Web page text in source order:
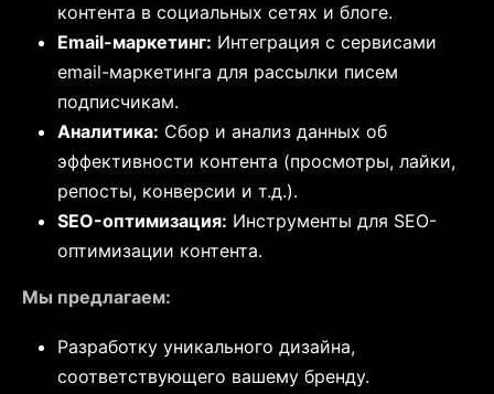
контента в социальных сетях и блоге.
Email-маркетинг: Интеграция с сервисами
email-маркетинга для рассылки писем
подписчикам.
Аналитика: Сбор и анализ данных об
эффективности контента (просмотры, лайки,
репосты, конверсии и т.д.).
SEO-оптимизация: Инструменты для SEO-
оптимизации контента.
Мы предлагаем:
Разработку уникального дизайна,
соответствующего вашему бренду.